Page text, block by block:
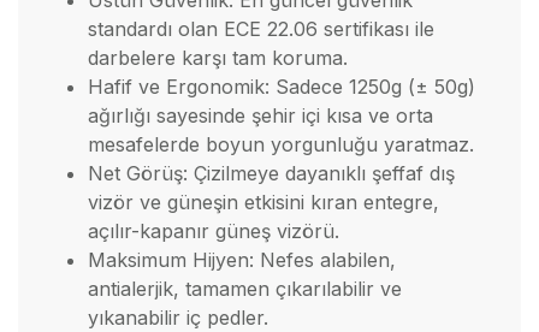
standardı olan ECE 22.06 sertifikası ile
darbelere karşı tam koruma.
Hafif ve Ergonomik: Sadece 1250g (± 50g)
ağırlığı sayesinde şehir içi kısa ve orta
mesafelerde boyun yorgunluğu yaratmaz.
Net Görüş: Çizilmeye dayanıklı şeffaf dış
vizör ve güneşin etkisini kıran entegre,
açılır-kapanır güneş vizörü.
Maksimum Hijyen: Nefes alabilen,
antialerjik, tamamen çıkarılabilir ve
yıkanabilir iç pedler.